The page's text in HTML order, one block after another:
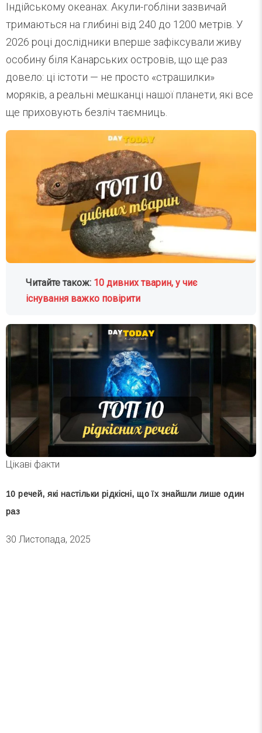
Індійському океанах. Акули-гобліни зазвичай
тримаються на глибині від 240 до 1200 метрів. У
2026 році дослідники вперше зафіксували живу
особину біля Канарських островів, що ще раз
довело: ці істоти — не просто «страшилки»
моряків, а реальні мешканці нашої планети, які все
ще приховують безліч таємниць.
Читайте також: 10 дивних тварин, у чиє
існування важко повірити
Цікаві факти
10 речей, які настільки рідкісні, що їх знайшли лише один
раз
30 Листопада, 2025